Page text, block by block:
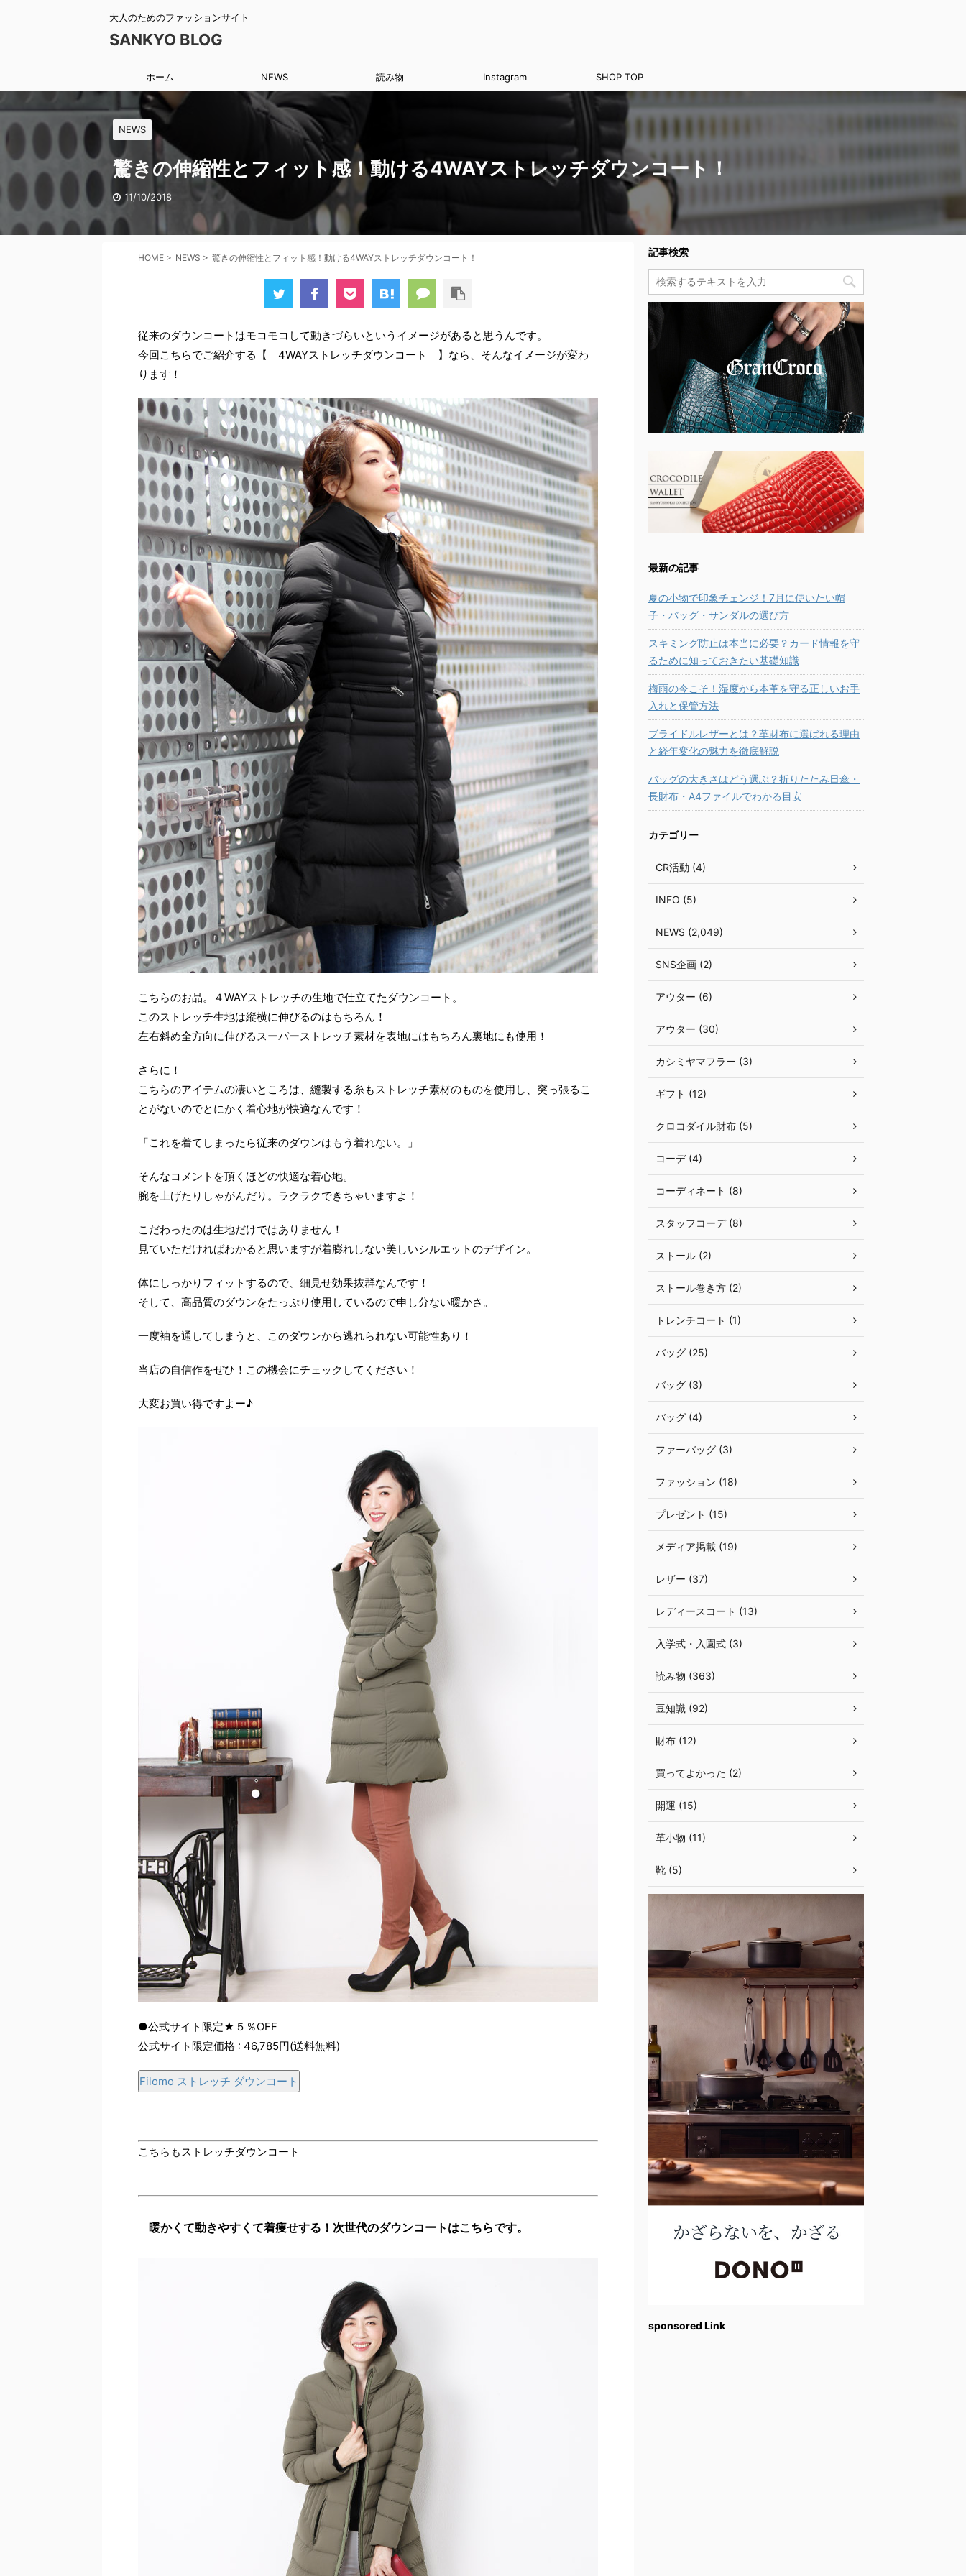
大人のためのファッションサイト
SANKYO BLOG
ホーム NEWS 読み物 Instagram SHOP TOP
NEWS
驚きの伸縮性とフィット感！動ける4WAYストレッチダウンコート！
11/10/2018
HOME > NEWS > 驚きの伸縮性とフィット感！動ける4WAYストレッチダウンコート！
従来のダウンコートはモコモコして動きづらいというイメージがあると思うんです。
今回こちらでご紹介する【 4WAYストレッチダウンコート 】なら、そんなイメージが変わ
ります！
こちらのお品。４WAYストレッチの生地で仕立てたダウンコート。
このストレッチ生地は縦横に伸びるのはもちろん！
左右斜め全方向に伸びるスーパーストレッチ素材を表地にはもちろん裏地にも使用！
さらに！
こちらのアイテムの凄いところは、縫製する糸もストレッチ素材のものを使用し、突っ張るこ
とがないのでとにかく着心地が快適なんです！
「これを着てしまったら従来のダウンはもう着れない。」
そんなコメントを頂くほどの快適な着心地。
腕を上げたりしゃがんだり。ラクラクできちゃいますよ！
こだわったのは生地だけではありません！
見ていただければわかると思いますが着膨れしない美しいシルエットのデザイン。
体にしっかりフィットするので、細見せ効果抜群なんです！
そして、高品質のダウンをたっぷり使用しているので申し分ない暖かさ。
一度袖を通してしまうと、このダウンから逃れられない可能性あり！
当店の自信作をぜひ！この機会にチェックしてください！
大変お買い得ですよー♪
●公式サイト限定★５％OFF
公式サイト限定価格 : 46,785円(送料無料)
Filomo ストレッチ ダウンコート
こちらもストレッチダウンコート
暖かくて動きやすくて着痩せする！次世代のダウンコートはこちらです。
記事検索
最新の記事
夏の小物で印象チェンジ！7月に使いたい帽
子・バッグ・サンダルの選び方
スキミング防止は本当に必要？カード情報を守
るために知っておきたい基礎知識
梅雨の今こそ！湿度から本革を守る正しいお手
入れと保管方法
ブライドルレザーとは？革財布に選ばれる理由
と経年変化の魅力を徹底解説
バッグの大きさはどう選ぶ？折りたたみ日傘・
長財布・A4ファイルでわかる目安
カテゴリー
CR活動 (4)
INFO (5)
NEWS (2,049)
SNS企画 (2)
アウター (6)
アウター (30)
カシミヤマフラー (3)
ギフト (12)
クロコダイル財布 (5)
コーデ (4)
コーディネート (8)
スタッフコーデ (8)
ストール (2)
ストール巻き方 (2)
トレンチコート (1)
バッグ (25)
バッグ (3)
バッグ (4)
ファーバッグ (3)
ファッション (18)
プレゼント (15)
メディア掲載 (19)
レザー (37)
レディースコート (13)
入学式・入園式 (3)
読み物 (363)
豆知識 (92)
財布 (12)
買ってよかった (2)
開運 (15)
革小物 (11)
靴 (5)
sponsored Link